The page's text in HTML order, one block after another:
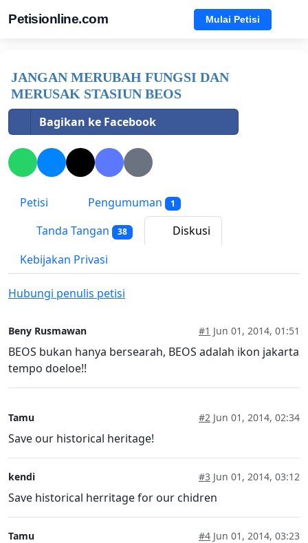
Petisionline.com Mulai Petisi
JANGAN MERUBAH FUNGSI DAN
MERUSAK STASIUN BEOS
Bagikan ke Facebook
Petisi Pengumuman 1
Tanda Tangan 38
Diskusi
Kebijakan Privasi
Hubungi penulis petisi
Beny Rusmawan #1 Jun 01, 2014, 01:51
BEOS bukan hanya bersearah, BEOS adalah ikon jakarta
tempo doeloe!!
Tamu #2 Jun 01, 2014, 02:34
Save our historical heritage!
kendi #3 Jun 01, 2014, 03:12
Save historical herritage for our chidren
Tamu #4 Jun 01, 2014, 03:23